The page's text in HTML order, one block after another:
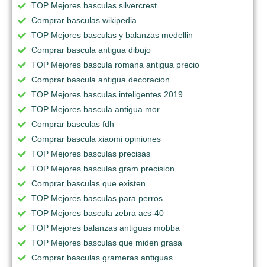
TOP Mejores basculas silvercrest
Comprar basculas wikipedia
TOP Mejores basculas y balanzas medellin
Comprar bascula antigua dibujo
TOP Mejores bascula romana antigua precio
Comprar bascula antigua decoracion
TOP Mejores basculas inteligentes 2019
TOP Mejores bascula antigua mor
Comprar basculas fdh
Comprar bascula xiaomi opiniones
TOP Mejores basculas precisas
TOP Mejores basculas gram precision
Comprar basculas que existen
TOP Mejores basculas para perros
TOP Mejores bascula zebra acs-40
TOP Mejores balanzas antiguas mobba
TOP Mejores basculas que miden grasa
Comprar basculas grameras antiguas